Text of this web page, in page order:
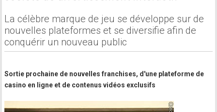
La célèbre marque de jeu se développe sur de
nouvelles plateformes et se diversifie afin de
conquérir un nouveau public
Sortie prochaine de nouvelles franchises, d'une plateforme de
casino en ligne et de contenus vidéos exclusifs